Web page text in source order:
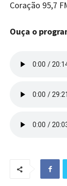
Coração 95,7
Ouça o